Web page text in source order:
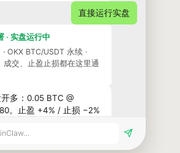
直接运行实盘
· 实盘运行中
OKX BTC/USDT 永续 ·
成交、止盈止损都在这里通
多：0.05 BTC @
。止盈 +4% / 止损 −2%